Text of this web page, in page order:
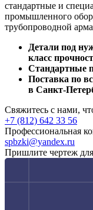
стандартные и
промышленного
трубопроводной
Детали под
класс
Стандартные
Поставка по
в
Свяжитесь с нами,
+7 (812) 642 33 56
Профессиональная
spbzki@yandex.ru
Пришлите чертеж